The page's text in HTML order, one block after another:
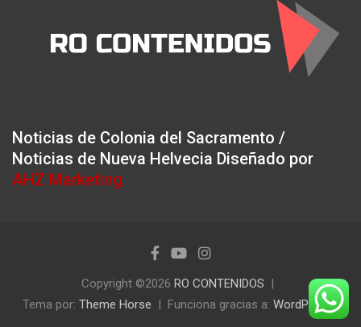
Noticias de Colonia del Sacramento /
Noticias de Nueva Helvecia Diseñado por
AHZ Marketing
Copyright ©2026 RO CONTENIDOS
Tema por: Theme Horse Funciona gracias a: WordPress